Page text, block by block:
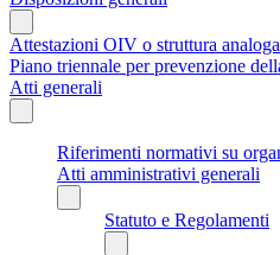
Attestazioni OIV o struttura analoga
Piano triennale per prevenzione
Atti generali
Riferimenti normativi su
Atti amministrativi generali
Statuto e Regolamenti